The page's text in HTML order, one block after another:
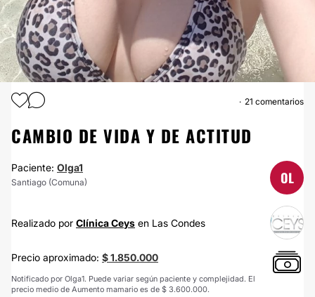
AUMENTO MAMARIO
21 comentarios
CAMBIO DE VIDA Y DE ACTITUD
Paciente: Olga1
Santiago (Comuna) OL
Realizado por Clínica Ceys en Las Condes
Precio aproximado: $ 1.850.000
Notificado por Olga1. Puede variar según paciente y complejidad. El
precio medio de Aumento mamario es de $ 3.600.000.